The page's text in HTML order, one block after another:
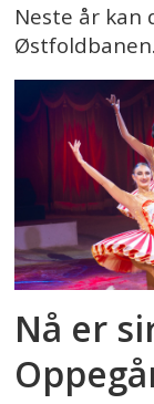
Neste år kan
Østfoldbanen.
Nå er